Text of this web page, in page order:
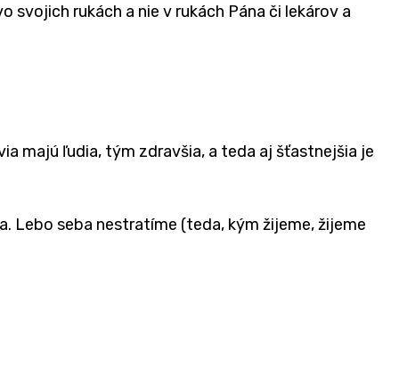
rukách a nie v rukách Pána či lekárov a
majú ľudia, tým zdravšia, a teda aj šťastnejšia je
Lebo seba nestratíme (teda, kým žijeme, žijeme